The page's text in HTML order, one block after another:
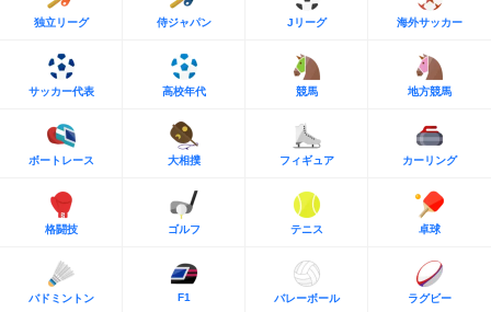
独立リーグ 侍ジャパン Jリーグ 海外サッカー
サッカー代表 高校年代 競馬 地方競馬
ボートレース 大相撲 フィギュア カーリング
格闘技 ゴルフ テニス 卓球
バドミントン F1 バレーボール ラグビー